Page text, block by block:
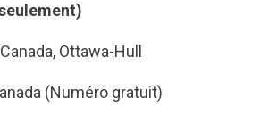
Ottawa-Hull
(Numéro gratuit)